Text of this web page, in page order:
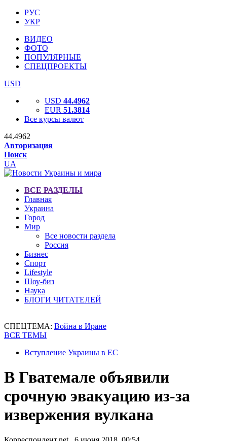
РУС
УКР
ВИДЕО
ФОТО
ПОПУЛЯРНЫЕ
СПЕЦПРОЕКТЫ
USD
USD 44.4962
EUR 51.3814
Все курсы валют
44.4962
Авторизация
Поиск
UA
ВСЕ РАЗДЕЛЫ
Главная
Украина
Город
Мир
Все новости раздела
Россия
Бизнес
Спорт
Lifestyle
Шоу-биз
Наука
БЛОГИ ЧИТАТЕЛЕЙ
СПЕЦТЕМА: Война в Иране
ВСЕ ТЕМЫ
Вступление Украины в ЕС
В Гватемале объявили
срочную эвакуацию из-за
извержения вулкана